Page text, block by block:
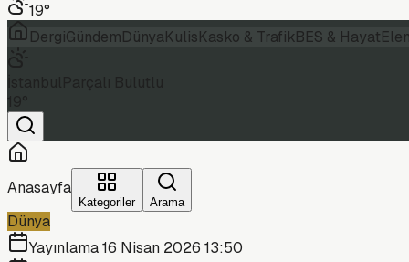
19°
DergiGündemDünyaKulisKasko & TrafikBES & Hayat
Anasayfa
Kategoriler Arama
Dünya
Yayınlama16 Nisan 2026 13:50